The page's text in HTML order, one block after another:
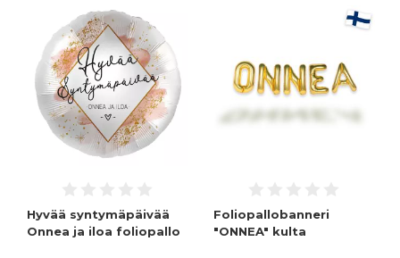
Hyvää syntymäpäivää
Onnea ja iloa foliopallo
Foliopallobanneri
"ONNEA" kulta